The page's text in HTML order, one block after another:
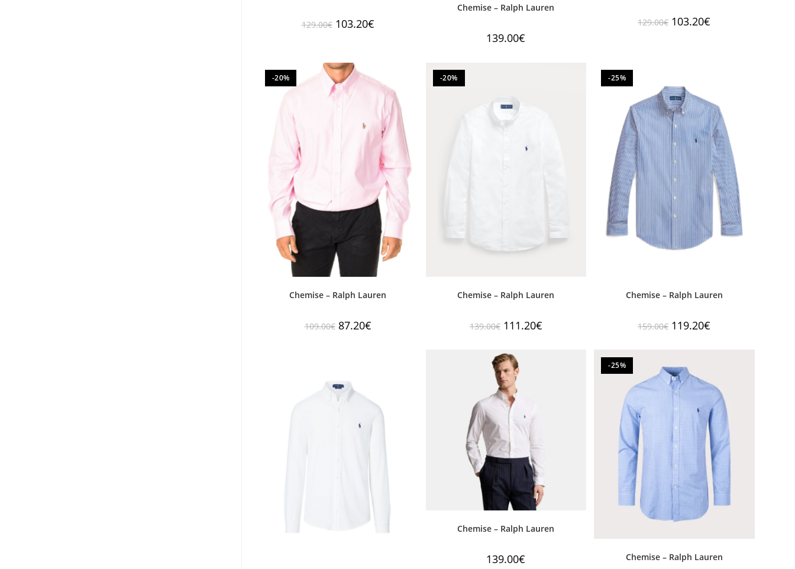
129.00€ 103.20€
Chemise – Ralph Lauren
139.00€
129.00€ 103.20€
-20%
Chemise – Ralph Lauren
109.00€ 87.20€
-20%
Chemise – Ralph Lauren
139.00€ 111.20€
-25%
Chemise – Ralph Lauren
159.00€ 119.20€
Chemise – Ralph Lauren
139.00€
-25%
Chemise – Ralph Lauren